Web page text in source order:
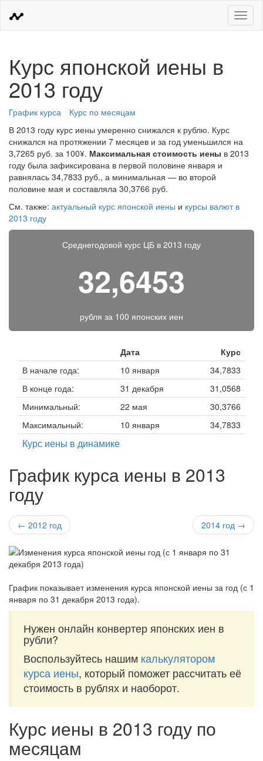
Меню
Курс японской иены в
2013 году
График курса
Курс по месяцам
В 2013 году курс иены умеренно снижался к рублю. Курс
снижался на протяжении 7 месяцев и за год уменьшился на
3,7265 руб. за 100¥. Максимальная стоимость иены в 2013
году была зафиксирована в первой половине января и
равнялась 34,7833 руб., а минимальная — во второй
половине мая и составляла 30,3766 руб.
См. также: актуальный курс японской иены и курсы валют в
2013 году
Среднегодовой курс ЦБ в 2013 году
32,6453
рубля за 100 японских иен
Дата
Курс
В начале года:
10 января
34,7833
В конце года:
31 декабря
31,0568
Минимальный:
22 мая
30,3766
Максимальный:
10 января 34,7833
Курс иены в динамике
График курса иены в 2013
году
← 2012 год 2014 год →
График показывает изменения курса японской иены за год (с 1
января по 31 декабря 2013 года).
Нужен онлайн конвертер японских иен в
рубли?
Воспользуйтесь нашим калькулятором
курса иены, который поможет рассчитать её
стоимость в рублях и наоборот.
Курс иены в 2013 году по
месяцам